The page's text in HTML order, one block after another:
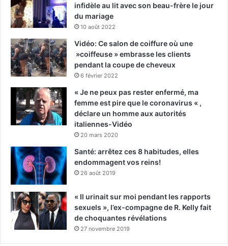
infidèle au lit avec son beau-frère le jour
du mariage
10 août 2022
Vidéo: Ce salon de coiffure où une
»coiffeuse » embrasse les clients
pendant la coupe de cheveux
6 février 2022
« Je ne peux pas rester enfermé, ma
femme est pire que le coronavirus « ,
déclare un homme aux autorités
italiennes-Vidéo
20 mars 2020
Santé: arrêtez ces 8 habitudes, elles
endommagent vos reins!
26 août 2019
« Il urinait sur moi pendant les rapports
sexuels », l’ex-compagne de R. Kelly fait
de choquantes révélations
27 novembre 2019